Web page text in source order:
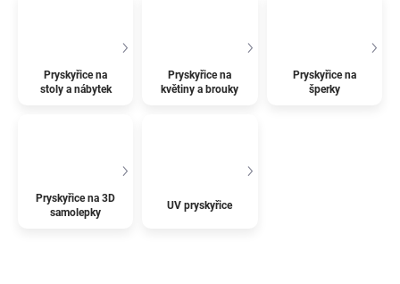
Pryskyřice na
stoly a nábytek
Pryskyřice na
květiny a brouky
Pryskyřice na
šperky
Pryskyřice na 3D
samolepky
UV pryskyřice